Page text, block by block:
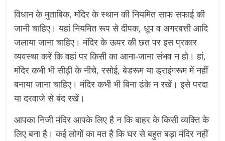
विधान के मुताबिक, मंदिर के स्थान की नियमित साफ सफाई की
जानी चाहिए। यहां नियमित रूप से दीपक, धूप व अगरबत्ती आदि
जलाया जाना चाहिए। मंदिर के ऊपर की छत पर इस प्रकार
व्यवस्था करें कि वहां पर किसी का आना-जाना संभव न हो। हां,
मंदिर कभी भी सीढ़ी के नीचे, रसोई, बेडरूम या ड्राइंगरूम में नहीं
बनाया जाना चाहिए। मंदिर कभी भी बिना ढंके न रखें। इसे परदा
या दरवाजे से बंद रखें।
आपका निजी मंदिर आपके लिए है न कि बाहर के किसी व्यक्ति के
लिए बना है। कई लोगों का मत है कि घर से बहुत बड़ा मंदिर नहीं